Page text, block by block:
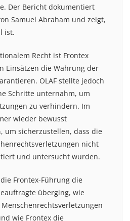
Der Bericht dokumentiert
Samuel Abraham und zeigt,
ist.
Recht ist Frontex
Einsätzen die Wahrung der
OLAF stellte jedoch
Schritte unternahm, um
zu verhindern. Im
wieder bewusst
um sicherzustellen, dass die
nicht
und untersucht wurden.
Frontex-Führung die
überging, wie
wie Frontex die